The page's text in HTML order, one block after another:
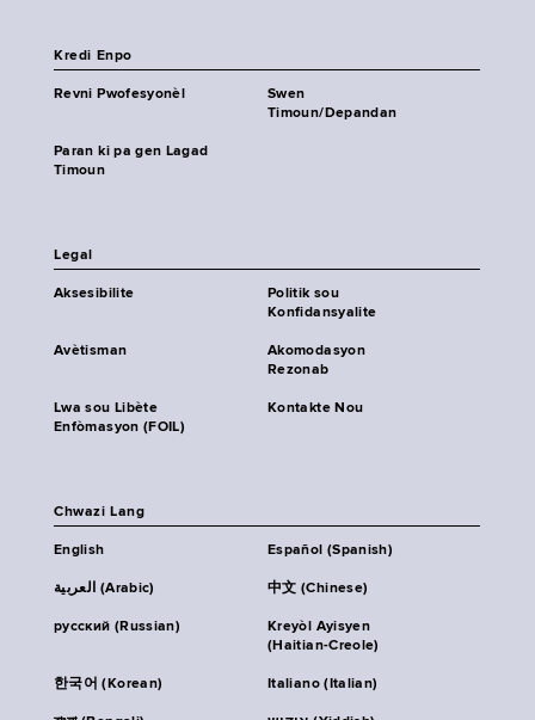
Kredi Enpo
Revni Pwofesyonèl
Swen
Timoun/Depandan
Paran ki pa gen Lagad
Timoun
Legal
Aksesibilite
Politik sou
Konfidansyalite
Avètisman
Akomodasyon
Rezonab
Lwa sou Libète
Enfòmasyon (FOIL)
Kontakte Nou
Chwazi Lang
English Español (Spanish)
العربية (Arabic) 中文 (Chinese)
русский (Russian)
Kreyòl Ayisyen
(Haitian-Creole)
한국어 (Korean) Italiano (Italian)